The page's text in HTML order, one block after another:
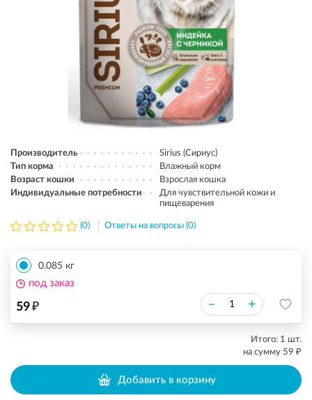
Производитель
Sirius (Сириус)
Тип корма
Влажный корм
Возраст кошки
Взрослая кошка
Индивидуальные потребности
Для чувствительной кожи и
пищеварения
(0) Ответы на вопросы (0)
0.085 кг
59₽ – +
под заказ
Итого: 1 шт.
на сумму 59 ₽
Добавить в корзину